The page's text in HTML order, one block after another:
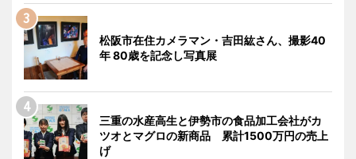
松阪市在住カメラマン・吉田紘さん、撮影40
年 80歳を記念し写真展
三重の水産高生と伊勢市の食品加工会社がカ
ツオとマグロの新商品 累計1500万円の売上
げ